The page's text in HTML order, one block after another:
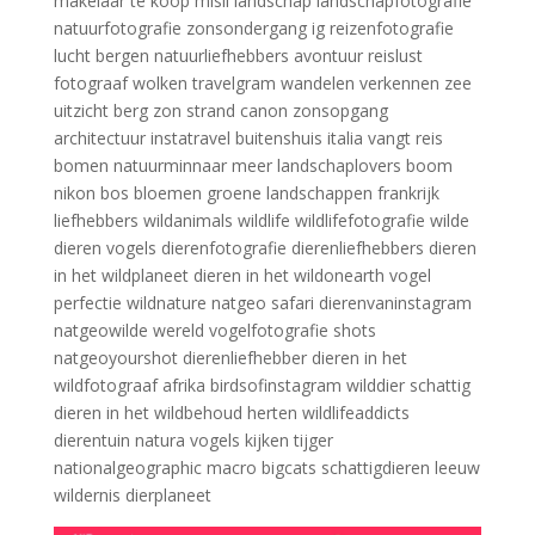
natuurfotografie zonsondergang ig reizenfotografie
lucht bergen natuurliefhebbers avontuur reislust
fotograaf wolken travelgram wandelen verkennen zee
uitzicht berg zon strand canon zonsopgang
architectuur instatravel buitenshuis italia vangt reis
bomen natuurminnaar meer landschaplovers boom
nikon bos bloemen groene landschappen frankrijk
liefhebbers wildanimals wildlife wildlifefotografie wilde
dieren vogels dierenfotografie dierenliefhebbers dieren
in het wildplaneet dieren in het wildonearth vogel
perfectie wildnature natgeo safari dierenvaninstagram
natgeowilde wereld vogelfotografie shots
natgeoyourshot dierenliefhebber dieren in het
wildfotograaf afrika birdsofinstagram wilddier schattig
dieren in het wildbehoud herten wildlifeaddicts
dierentuin natura vogels kijken tijger
nationalgeographic macro bigcats schattigdieren leeuw
wildernis dierplaneet